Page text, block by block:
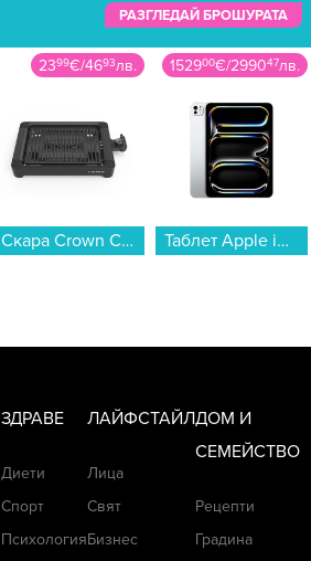
РАЗГЛЕДАЙ БРОШУРАТА
1529 00€/299047лв.
Таблет Apple iPad Pro 11" Wi-Fi 512GB Silver mdwn4 , 12 GB, 512 GB...
1899€/3715лв.
Памет USB SanDisk Ultra Dual USB-C/USB 3.1 64GB SDDDC3-064G-G46...
ЗДРАВЕ
Диети
Спорт
Психология
ЛАЙФСТАЙЛ
Лица
Свят
Бизнес
ДОМ И
СЕМЕЙСТВО
Рецепти
Градина